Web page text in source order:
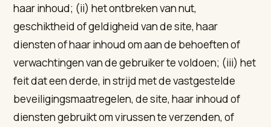
haar inhoud; (ii) het ontbreken van nut,
geschiktheid of geldigheid van de site, haar
diensten of haar inhoud om aan de behoeften of
verwachtingen van de gebruiker te voldoen; (iii) het
feit dat een derde, in strijd met de vastgestelde
beveiligingsmaatregelen, de site, haar inhoud of
diensten gebruikt om virussen te verzenden, of